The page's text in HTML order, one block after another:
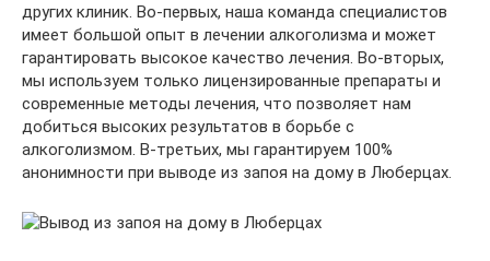
других клиник. Во-первых, наша команда специалистов
имеет большой опыт в лечении алкоголизма и может
гарантировать высокое качество лечения. Во-вторых,
мы используем только лицензированные препараты и
современные методы лечения, что позволяет нам
добиться высоких результатов в борьбе с
алкоголизмом. В-третьих, мы гарантируем 100%
анонимности при выводе из запоя на дому в Люберцах.